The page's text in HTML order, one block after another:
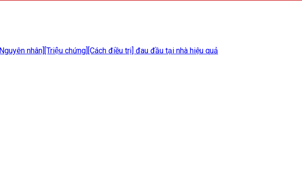
[Nguyên nhân][Triệu chứng][Cách điều trị] đau đầu tại nhà hiệu quả